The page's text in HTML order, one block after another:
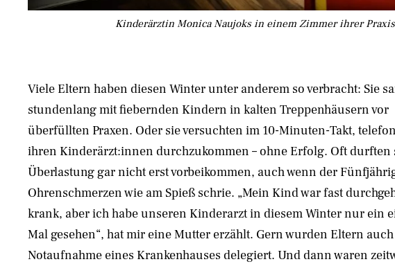
Kinderärztin Monica Naujoks in einem Zimmer ihrer
Viele Eltern haben diesen Winter unter anderem so verbracht: Sie
stundenlang mit fiebernden Kindern in kalten Treppenhäusern vor
überfüllten Praxen. Oder sie versuchten im 10-Minuten-Takt,
ihren Kinderärzt:innen durchzukommen – ohne Erfolg. Oft durften
Überlastung gar nicht erst vorbeikommen, auch wenn der
Ohrenschmerzen wie am Spieß schrie. „Mein Kind war fast
krank, aber ich habe unseren Kinderarzt in diesem Winter nur ein
Mal gesehen“, hat mir eine Mutter erzählt. Gern wurden Eltern
Notaufnahme eines Krankenhauses delegiert. Und dann waren